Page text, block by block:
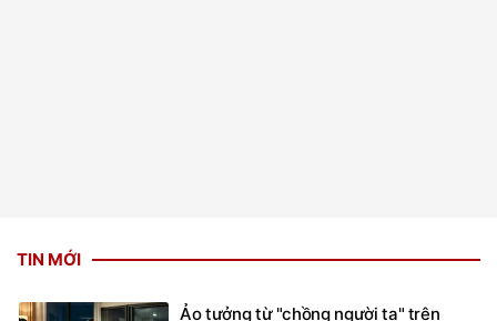
TIN MỚI
Ảo tưởng từ "chồng người ta" trên